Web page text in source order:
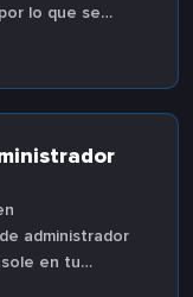
lo que se
administrador
en tu